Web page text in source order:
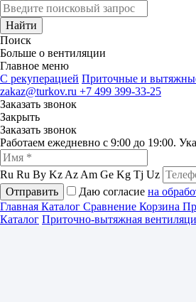
Найти
Поиск
Больше о вентиляции
Главное меню
C рекуперацией Приточные и
zakaz@turkov.ru +7 499 399-33-25
Заказать звонок
Закрыть
Заказать звонок
Работаем ежедневно с 9:00 до 19:00.
Ru Ru By Kz Az Am Ge Kg Tj Uz
Отправить
Даю согласие на
Главная Каталог Сравнение Корзина
Каталог Приточно-вытяжная